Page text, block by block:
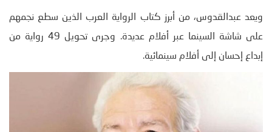
ويعد عبدالقدوس، من أبرز كتاب الرواية العرب الذين سطع نجمهم
على شاشة السينما عبر أفلام عديدة. وجرى تحويل 49 رواية من
إبداع إحسان إلى أفلام سينمائية.